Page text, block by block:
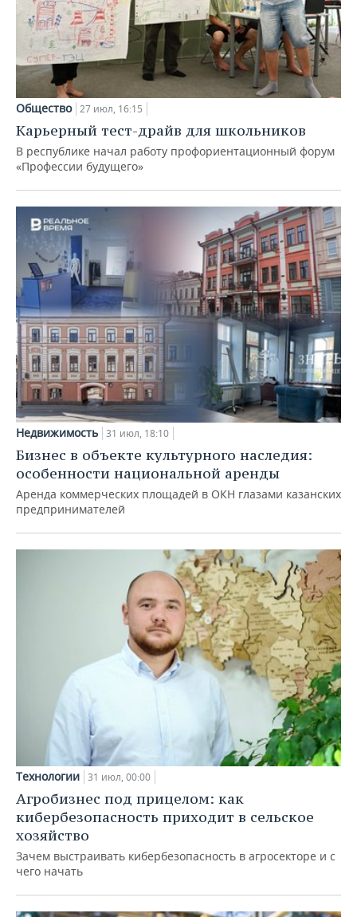
Общество 27 июл, 16:15
Карьерный тест-драйв для школьников
В республике начал работу профориентационный форум
«Профессии будущего»
Недвижимость 31 июл, 18:10
Бизнес в объекте культурного наследия:
особенности национальной аренды
Аренда коммерческих площадей в ОКН глазами казанских
предпринимателей
Технологии 31 июл, 00:00
Агробизнес под прицелом: как
кибербезопасность приходит в сельское
хозяйство
Зачем выстраивать кибербезопасность в агросекторе и с
чего начать